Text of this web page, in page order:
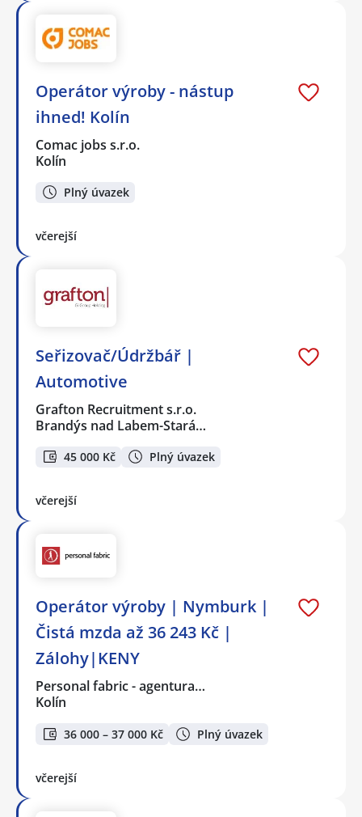
Operátor výroby - nástup
ihned! Kolín
Comac jobs s.r.o.
Kolín
Plný úvazek
včerejší
Seřizovač/Údržbář |
Automotive
Grafton Recruitment s.r.o.
Brandýs nad Labem-Stará…
45 000 Kč Plný úvazek
včerejší
Operátor výroby | Nymburk |
Čistá mzda až 36 243 Kč |
Zálohy|KENY
Personal fabric - agentura…
Kolín
36 000 – 37 000 Kč Plný úvazek
včerejší